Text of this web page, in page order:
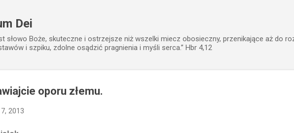
Dei
słowo Boże, skuteczne i ostrzejsze niż wszelki miecz obosieczny, przenikające aż do
i szpiku, zdolne osądzić pragnienia i myśli serca.” Hbr 4,12
oporu złemu.
2013